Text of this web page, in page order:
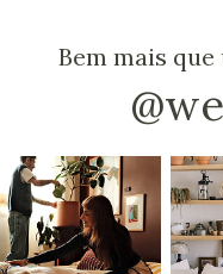
Bem mais